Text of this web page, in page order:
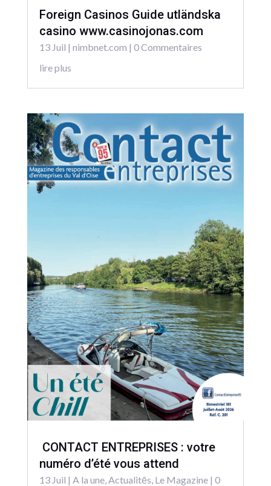
Foreign Casinos Guide utländska
casino www.casinojonas.com
13 Juil | nimbnet.com | 0 Commentaires
lire plus
CONTACT ENTREPRISES : votre
numéro d’été vous attend
13 Juil | A la une, Actualitēs Le Magazine| 0